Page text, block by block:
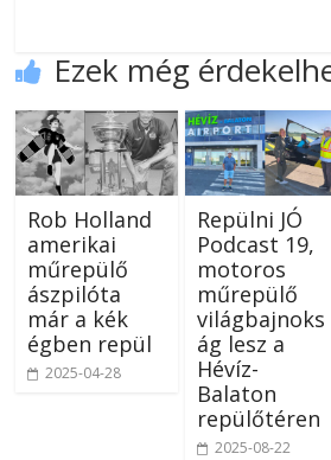
Ezek még
Rob Holland
amerikai
műrepülő
ászpilóta
már a kék
égben repül
2025-04-28
Repülni JÓ
Podcast 19,
motoros
műrepülő
világbajnoks
ág lesz a
Hévíz-
Balaton
repülőtéren
2025-08-22